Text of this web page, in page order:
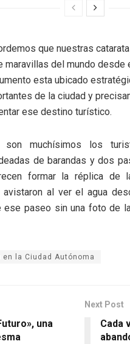
que nuestras
maravillas del mundo desde
esta ubicado
de la ciudad y
ese destino turístico.
son muchísimos los
de barandas y dos
formar la réplica de
avistaron al ver el agua
paseo sin una foto de
la Ciudad Autónoma
una
Next Post
Cada